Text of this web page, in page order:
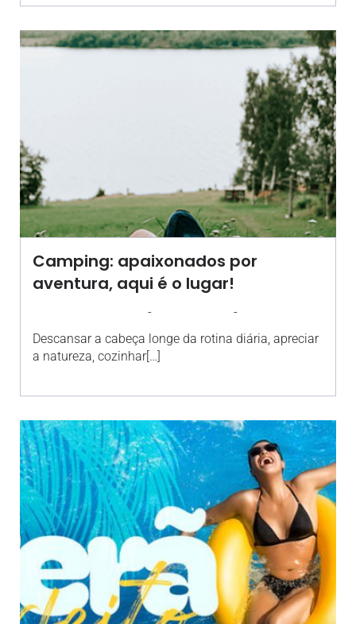
Camping: apaixonados por
aventura, aqui é o lugar!
- -
Descansar a cabeça longe da rotina diária, apreciar
a natureza, cozinhar[…]